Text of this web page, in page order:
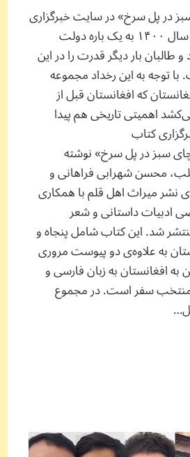
در پل سرخ» در سایت خبرگزاری
کتاب ایران. تابستان سال ۱۴۰۰ به یک باره دولت
طالبان بار دیگر قدرت را در این
توجه به این رخداد مجموعه
که افغانستان قبل از
اهمیتی تاریخی هم پیدا
کتاب
سبز در پل سرخ» نوشته
محسن شهرابی فراهانی و
نشر میراث اهل قلم با همکاری
ادبیات داستانی و شعر
شد. این کتاب شامل پنجاه و
به علاوه‌ی دو پیوست مروری
به افغانستان به زبان فارسی و
سفر است. در مجموع